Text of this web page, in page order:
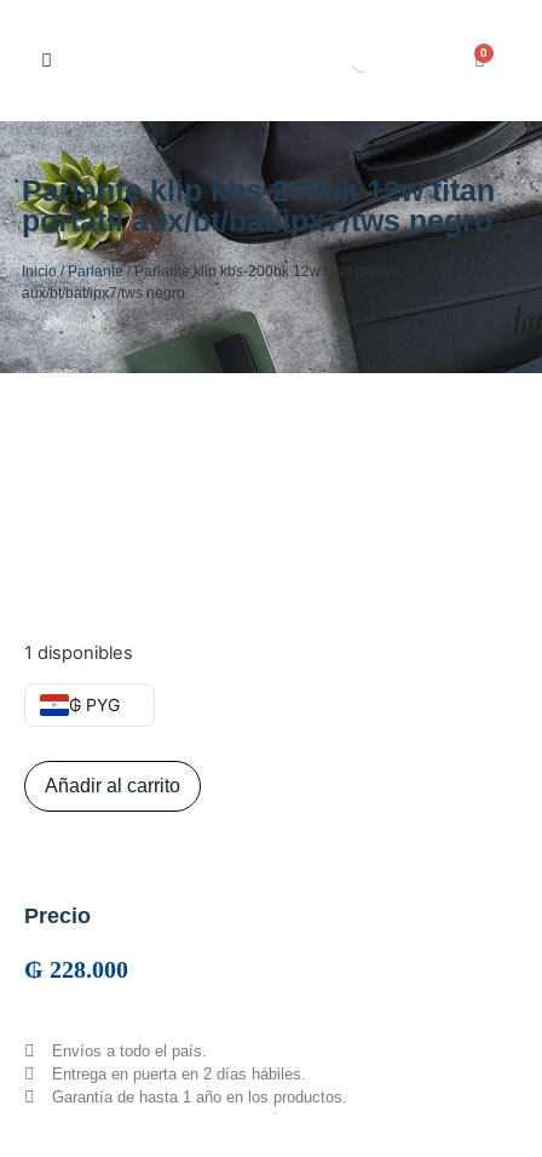
0
Parlante klip kbs-200bk 12w titan
portatil aux/bt/bat/ipx7/tws negro
Inicio/Parlante/ Parlante klip kbs-200bk 12w titan portatil
aux/bt/bat/ipx7/tws negro
1 disponibles
₲ PYG
Añadir al carrito
Precio
₲ 228.000
Envíos a todo el país.
Entrega en puerta en 2 días hábiles.
Garantía de hasta 1 año en los productos.